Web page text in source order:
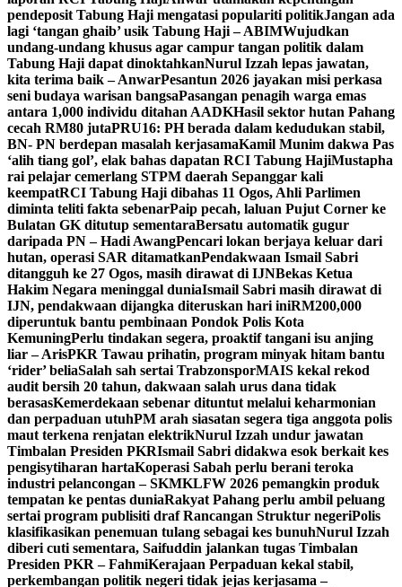
pendeposit Tabung Haji mengatasi populariti politikJangan ada
lagi ‘tangan ghaib’ usik Tabung Haji – ABIMWujudkan
undang-undang khusus agar campur tangan politik dalam
Tabung Haji dapat dinoktahkanNurul Izzah lepas jawatan,
kita terima baik – AnwarPesantun 2026 jayakan misi perkasa
seni budaya warisan bangsaPasangan penagih warga emas
antara 1,000 individu ditahan AADKHasil sektor hutan Pahang
cecah RM80 jutaPRU16: PH berada dalam kedudukan stabil,
BN- PN berdepan masalah kerjasamaKamil Munim dakwa Pas
‘alih tiang gol’, elak bahas dapatan RCI Tabung HajiMustapha
rai pelajar cemerlang STPM daerah Sepanggar kali
keempatRCI Tabung Haji dibahas 11 Ogos, Ahli Parlimen
diminta teliti fakta sebenarPaip pecah, laluan Pujut Corner ke
Bulatan GK ditutup sementaraBersatu automatik gugur
daripada PN – Hadi AwangPencari lokan berjaya keluar dari
hutan, operasi SAR ditamatkanPendakwaan Ismail Sabri
ditangguh ke 27 Ogos, masih dirawat di IJNBekas Ketua
Hakim Negara meninggal duniaIsmail Sabri masih dirawat di
IJN, pendakwaan dijangka diteruskan hari iniRM200,000
diperuntuk bantu pembinaan Pondok Polis Kota
KemuningPerlu tindakan segera, proaktif tangani isu anjing
liar – ArisPKR Tawau prihatin, program minyak hitam bantu
‘rider’ beliaSalah sah sertai TrabzonsporMAIS kekal rekod
audit bersih 20 tahun, dakwaan salah urus dana tidak
berasasKemerdekaan sebenar dituntut melalui keharmonian
dan perpaduan utuhPM arah siasatan segera tiga anggota polis
maut terkena renjatan elektrikNurul Izzah undur jawatan
Timbalan Presiden PKRIsmail Sabri didakwa esok berkait kes
pengisytiharan hartaKoperasi Sabah perlu berani teroka
industri pelancongan – SKMKLFW 2026 pemangkin produk
tempatan ke pentas duniaRakyat Pahang perlu ambil peluang
sertai program publisiti draf Rancangan Struktur negeriPolis
klasifikasikan penemuan tulang sebagai kes bunuhNurul Izzah
diberi cuti sementara, Saifuddin jalankan tugas Timbalan
Presiden PKR – FahmiKerajaan Perpaduan kekal stabil,
perkembangan politik negeri tidak jejas kerjasama –